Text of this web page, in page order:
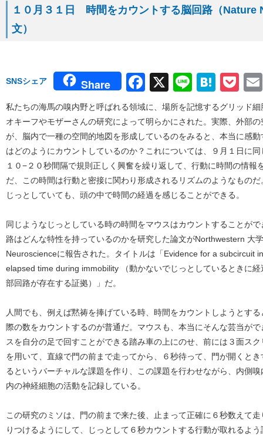
１０月３１日 時間をカウントする脳回路（Nature
文）
SNSシェア Share Facebook
X Line
私たちの海馬の嗅内野と呼ばれる領域に、場所を記憶するグリッド
オキーフやモザーさんの研究によって明らかにされた。実際、外部
が、脳内で一種の空間的地図を形成しているのをみると、本当に感
はどのようにカウントしているのか？これについては、９月１日に
１０−２０秒間隔で規則正しく興奮を繰り返して、行動に時間の情報
だ、この時間は行動と密接に関わり形成されるリズムのようなもの
じっとしていても、頭の中で時間の経過を感じることができる。
同じようなじっとしている時の時間をマウスはカウントすることが
路はどんな特性を持っているのかを研究した論文がNorthwestern 大
Neuroscienceに報告された。タイトルは「Evidence for a subcircuit
elapsed time during immobility （動かないでじっとしているときに
部回路が存在する証拠）」だ。
人間でも、例えば黙祷を捧げている時、時間をカウントしようとす
際の数をカウントするのが普通だ。マウスも、本当にそんな芸当が
スを自分の足で回すことができる踏み車の上にのせ、前には３面ス
を用いて、直線で門の前まで走ってから、６秒待って、門が開くと
るというバーチャルな課題を作り、この課題を行わせながら、内側
内の神経細胞の活動を記録している。
この研究のミソは、門の前まで来た後、止まって正確に６秒数えて
りつけるようにして、じっとして６秒カウントする行動が取れるよ